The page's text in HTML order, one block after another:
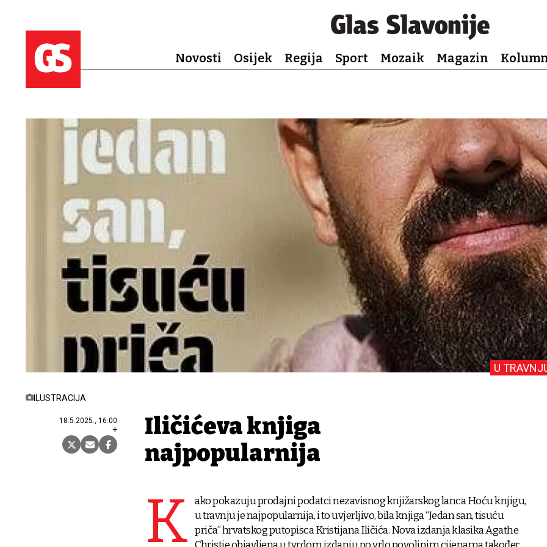
Novosti Osijek Regija Sport Mozaik Magazin
ILUSTRACIJA
18.5.2025., 16:00
+
U
Iličićeva knjiga
najpopularnija
K ako pokazuju prodajni podatci nezavisnog knjižarskog lanca Hoću knjigu,
u travnju je najpopularnija, i to uvjerljivo, bila knjiga “Jedan san, tisuću
priča” hrvatskog putopisca Kristijana Iličića. Nova izdanja klasika Agathe